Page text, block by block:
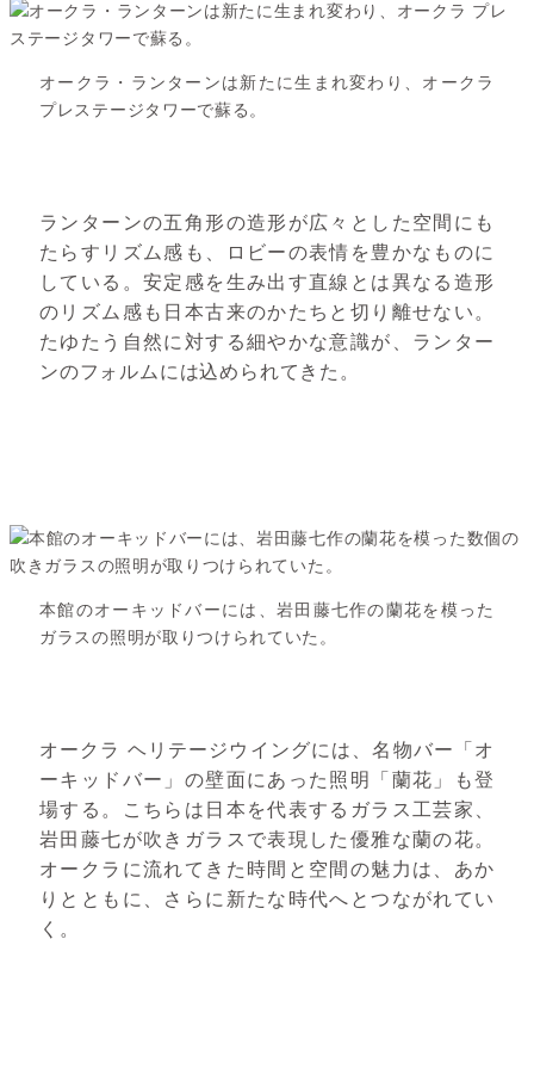
オークラ・ランターンは新たに生まれ変わり、オークラ
プレステージタワーで蘇る。
ランターンの五角形の造形が広々とした空間にも
たらすリズム感も、ロビーの表情を豊かなものに
している。安定感を生み出す直線とは異なる造形
のリズム感も日本古来のかたちと切り離せない。
たゆたう自然に対する細やかな意識が、ランター
ンのフォルムには込められてきた。
本館のオーキッドバーには、岩田藤七作の蘭花を模った
ガラスの照明が取りつけられていた。
オークラ ヘリテージウイングには、名物バー「オ
ーキッドバー」の壁面にあった照明「蘭花」も登
場する。こちらは日本を代表するガラス工芸家、
岩田藤七が吹きガラスで表現した優雅な蘭の花。
オークラに流れてきた時間と空間の魅力は、あか
りとともに、さらに新たな時代へとつながれてい
く。